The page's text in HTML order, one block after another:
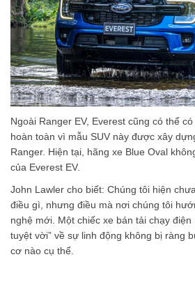
Ngoài Ranger EV, Everest cũng có thể
hoàn toàn vì mẫu SUV này được xây
Ranger. Hiện tại, hãng xe Blue Oval
của Everest EV.
John Lawler cho biết: Chúng tôi hiện
điều gì, nhưng điều mà nơi chúng tôi
nghệ mới. Một chiếc xe bán tải chạy
tuyệt vời” về sự linh động không bị ràng
cơ nào cụ thể.